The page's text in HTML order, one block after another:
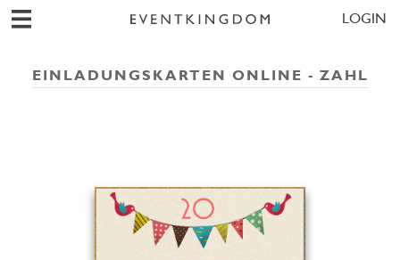
LOGIN
EINLADUNGSKARTEN ONLINE - ZAHL